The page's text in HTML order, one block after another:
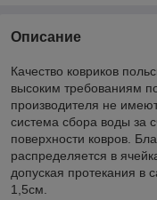
Описание
Качество ковриков
высоким требованиям
производителя не
система сбора воды за
поверхности ковров.
распределяется в
допуская протекания в
1,5см.